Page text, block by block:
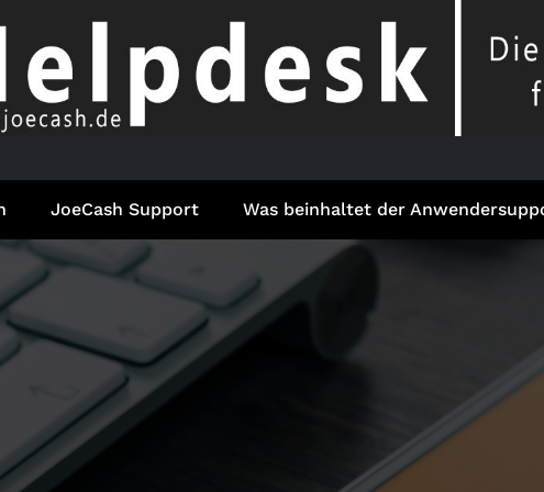
JoeCash Support Was beinhaltet der